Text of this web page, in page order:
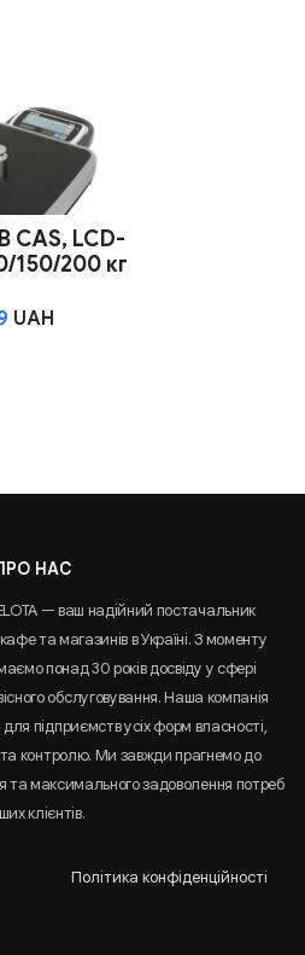
CAS, LCD-
150/200 кг
UAH
НАС
— ваш надійний постачальник
та магазинів в Україні. З моменту
понад 30 років досвіду у сфері
обслуговування. Наша компанія
підприємств усіх форм власності,
контролю. Ми завжди прагнемо до
та максимального задоволення потреб
клієнтів.
Політика конфіденційності